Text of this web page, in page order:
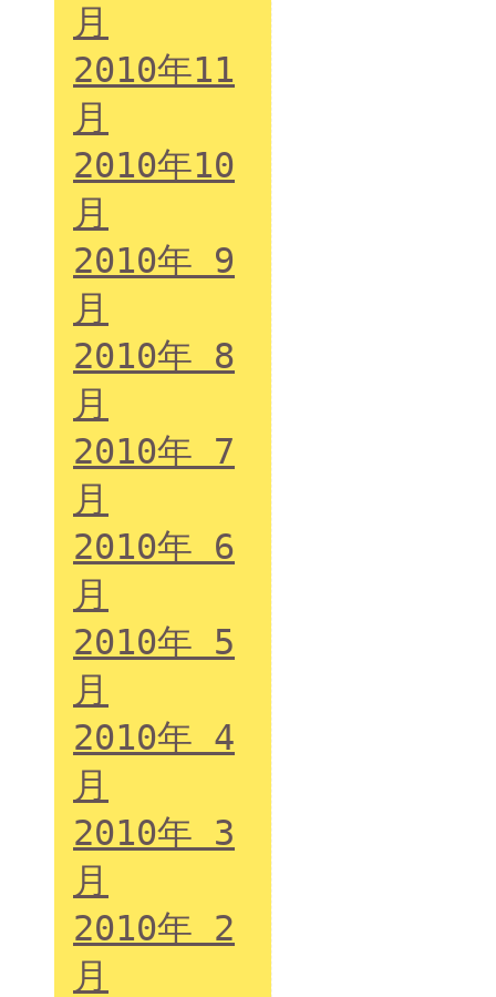
月
2010年11
月
2010年10
月
2010年 9
月
2010年 8
月
2010年 7
月
2010年 6
月
2010年 5
月
2010年 4
月
2010年 3
月
2010年 2
月